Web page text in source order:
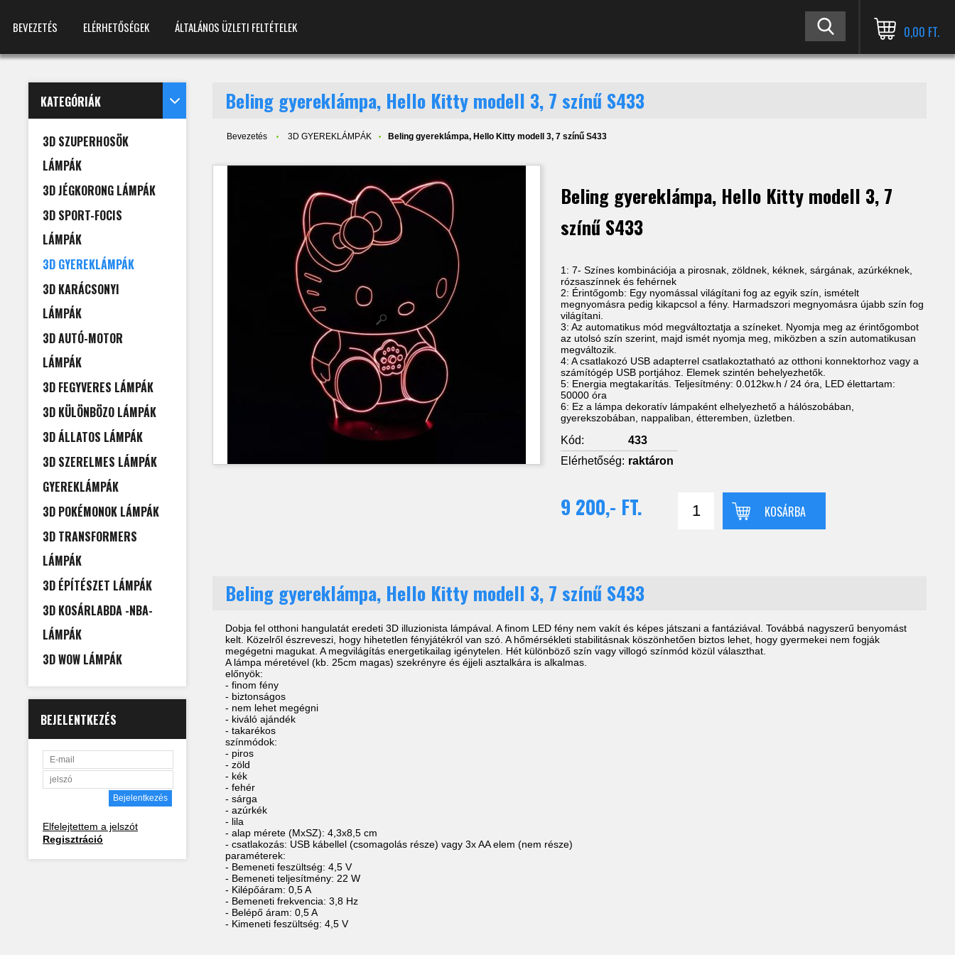
BEVEZETÉS ELÉRHETŐSÉGEK ÁLTALÁNOS ÜZLETI FELTÉTELEK 0,00 FT.
KATEGÓRIÁK
3D SZUPERHOSÖK
LÁMPÁK
3D JÉGKORONG LÁMPÁK
3D SPORT-FOCIS
LÁMPÁK
3D GYEREKLÁMPÁK
3D KARÁCSONYI
LÁMPÁK
3D AUTÓ-MOTOR
LÁMPÁK
3D FEGYVERES LÁMPÁK
3D KÜLÖNBÖZO LÁMPÁK
3D ÁLLATOS LÁMPÁK
3D SZERELMES LÁMPÁK
GYEREKLÁMPÁK
3D POKÉMONOK LÁMPÁK
3D TRANSFORMERS
LÁMPÁK
3D ÉPÍTÉSZET LÁMPÁK
3D KOSÁRLABDA -NBA-
LÁMPÁK
3D WOW LÁMPÁK
BEJELENTKEZÉS
Elfelejtettem a jelszót
Regisztráció
Beling gyereklámpa, Hello Kitty modell 3, 7 színű S433
Bevezetés 3D GYEREKLÁMPÁK Beling gyereklámpa, Hello Kitty modell 3, 7 színű S433
Beling gyereklámpa, Hello Kitty modell 3, 7
színű S433
1: 7- Színes kombinációja a pirosnak, zöldnek, kéknek, sárgának, azúrkéknek,
rózsaszínnek és fehérnek
2: Érintőgomb: Egy nyomással világítani fog az egyik szín, ismételt
megnyomásra pedig kikapcsol a fény. Harmadszori megnyomásra újabb szín fog
világítani.
3: Az automatikus mód megváltoztatja a színeket. Nyomja meg az érintőgombot
az utolsó szín szerint, majd ismét nyomja meg, miközben a szín automatikusan
megváltozik.
4: A csatlakozó USB adapterrel csatlakoztatható az otthoni konnektorhoz vagy a
számítógép USB portjához. Elemek szintén behelyezhetők.
5: Energia megtakarítás. Teljesítmény: 0.012kw.h / 24 óra, LED élettartam:
50000 óra
6: Ez a lámpa dekoratív lámpaként elhelyezhető a hálószobában,
gyerekszobában, nappaliban, étteremben, üzletben.
Kód:
433
Elérhetőség: raktáron
9 200,- FT. KOSÁRBA
Beling gyereklámpa, Hello Kitty modell 3, 7 színű S433
Dobja fel otthoni hangulatát eredeti 3D illuzionista lámpával. A finom LED fény nem vakít és képes játszani a fantáziával. Továbbá nagyszerű benyomást
kelt. Közelről észreveszi, hogy hihetetlen fényjátékról van szó. A hőmérsékleti stabilitásnak köszönhetően biztos lehet, hogy gyermekei nem fogják
megégetni magukat. A megvilágítás energetikailag igénytelen. Hét különböző szín vagy villogó színmód közül választhat.
A lámpa méretével (kb. 25cm magas) szekrényre és éjjeli asztalkára is alkalmas.
előnyök:
- finom fény
- biztonságos
- nem lehet megégni
- kiváló ajándék
- takarékos
színmódok:
- piros
- zöld
- kék
- fehér
- sárga
- azúrkék
- lila
- alap mérete (MxSZ): 4,3x8,5 cm
- csatlakozás: USB kábellel (csomagolás része) vagy 3x AA elem (nem része)
paraméterek:
- Bemeneti feszültség: 4,5 V
- Bemeneti teljesítmény: 22 W
- Kilépőáram: 0,5 A
- Bemeneti frekvencia: 3,8 Hz
- Belépő áram: 0,5 A
- Kimeneti feszültség: 4,5 V